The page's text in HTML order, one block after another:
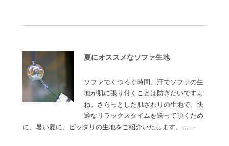
夏にオススメなソファ生地
ソファでくつろぐ時間、汗でソファの生
地が肌に張り付くことは防ぎたいですよ
ね。さらっとした肌ざわりの生地で、快
適なリラックスタイムを送って頂くため
に、暑い夏に、ピッタリの生地をご紹介いたします。……